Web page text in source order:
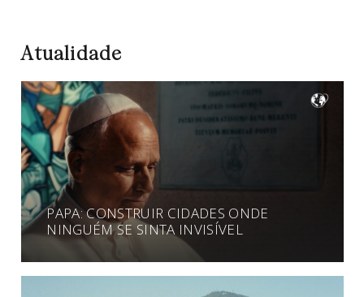
Atualidade
PAPA: CONSTRUIR CIDADES ONDE
NINGUÉM SE SINTA INVISÍVEL